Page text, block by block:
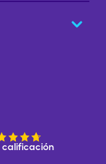
calificación